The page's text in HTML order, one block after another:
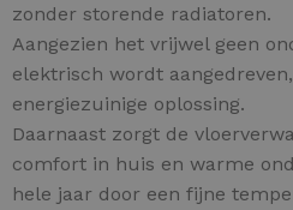
zonder storende radiatoren.
Aangezien het vrijwel geen
elektrisch wordt
energiezuinige oplossing.
Daarnaast zorgt de
comfort in huis en warme
hele jaar door een fijne